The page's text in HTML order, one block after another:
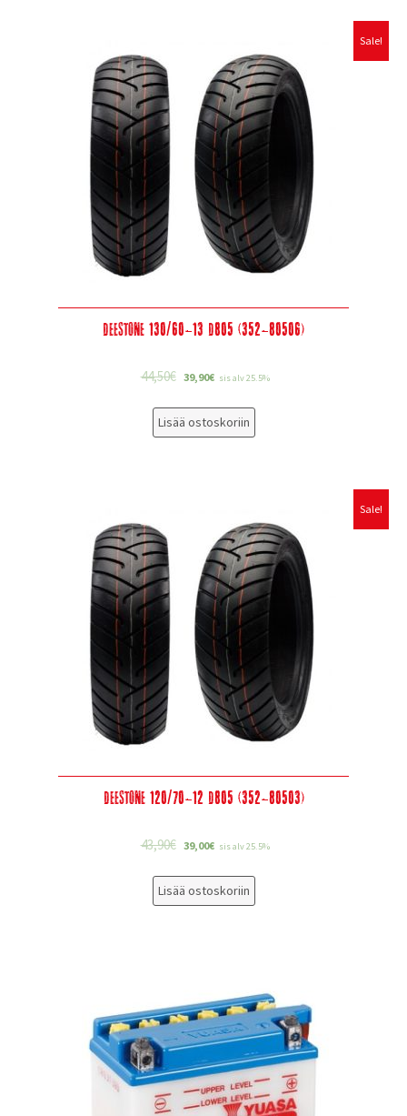
Sale!
Deestone 130/60-13 D805 (352-80506)
44,50€ 39,90€ sis alv 25.5%
Lisää ostoskoriin
Sale!
Deestone 120/70-12 D805 (352-80503)
43,90€ 39,00€ sis alv 25.5%
Lisää ostoskoriin